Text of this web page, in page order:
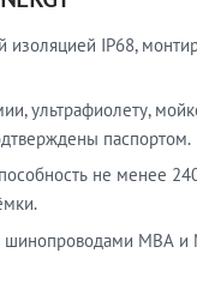
изоляцией IP68,
ультрафиолету,
паспортом.
не менее
шинопроводами МВА